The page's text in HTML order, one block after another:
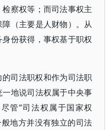
察权等；而司法事权主
（主要是人财物）。从
份获得，事权基于职权
司法职权和作为司法职
地说司法权属于中央事
管“司法权属于国家权
地方并没有独立的司法